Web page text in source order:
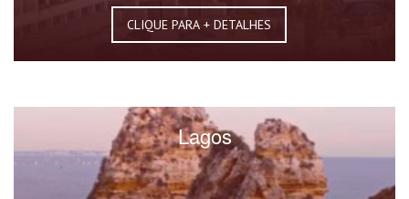
CLIQUE PARA + DETALHES
Lagos